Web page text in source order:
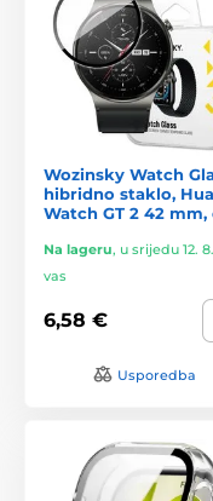
Wozinsky Watch
hibridno staklo,
Watch GT 2 42 mm,
Na lageru, u srijedu 12.
vas
6,58 €
Usporedba